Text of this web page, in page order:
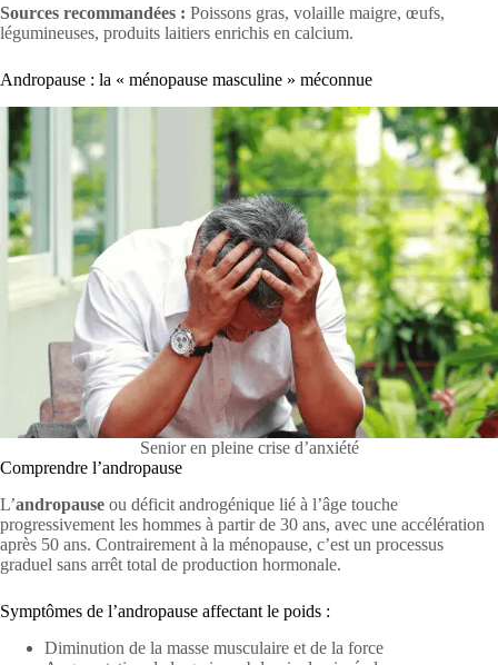
Sources recommandées : Poissons gras, volaille maigre, œufs,
légumineuses, produits laitiers enrichis en calcium.
Andropause : la « ménopause masculine » méconnue
Senior en pleine crise d’anxiété
Comprendre l’andropause
L’andropause ou déficit androgénique lié à l’âge touche
progressivement les hommes à partir de 30 ans, avec une accélération
après 50 ans. Contrairement à la ménopause, c’est un processus
graduel sans arrêt total de production hormonale.
Symptômes de l’andropause affectant le poids :
Diminution de la masse musculaire et de la force